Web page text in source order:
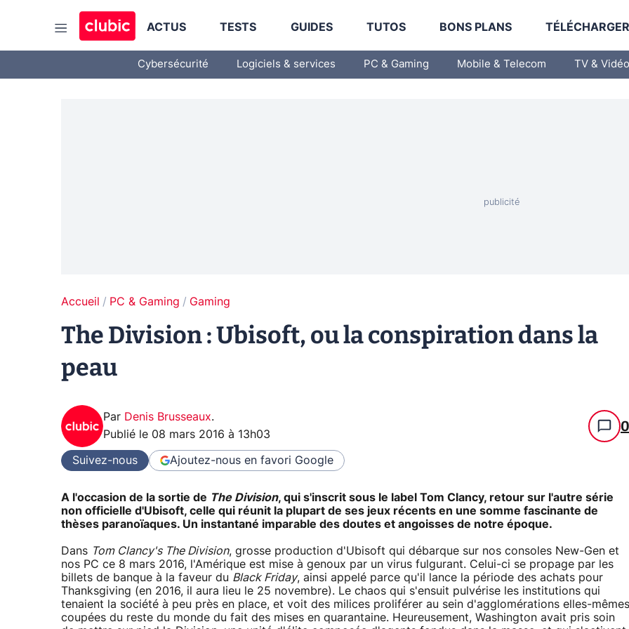
ACTUS TESTS GUIDES TUTOS BONS PLANS
Cybersécurité Logiciels & services PC & Gaming Mobile & Telecom TV & Vidéo
Accueil PC & Gaming Gaming
The Division : Ubisoft, ou la conspiration dans la
peau
Par Denis Brusseaux.
Publié le 08 mars 2016 à 13h03 0
Suivez-nous Ajoutez-nous en favori Google
A l'occasion de la sortie de The Division, qui s'inscrit sous le label Tom Clancy, retour sur l'autre série
non officielle d'Ubisoft, celle qui réunit la plupart de ses jeux récents en une somme fascinante de
thèses paranoïaques. Un instantané imparable des doutes et angoisses de notre époque.
Dans Tom Clancy's The Division, grosse production d'Ubisoft qui débarque sur nos consoles New-Gen et
nos PC ce 8 mars 2016, l'Amérique est mise à genoux par un virus fulgurant. Celui-ci se propage par les
billets de banque à la faveur du Black Friday, ainsi appelé parce qu'il lance la période des achats pour
Thanksgiving (en 2016, il aura lieu le 25 novembre). Le chaos qui s'ensuit pulvérise les institutions qui
tenaient la société à peu près en place, et voit des milices proliférer au sein d'agglomérations elles-mêmes
coupées du reste du monde du fait des mises en quarantaine. Heureusement, Washington avait pris soin